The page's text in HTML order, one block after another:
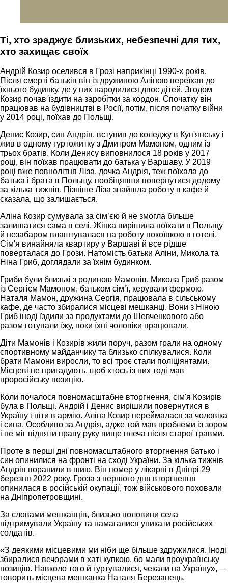
Ті, хто зраджує близьких, небезпечні для тих,
хто захищає своїх
Андрій Козир оселився в Грозі наприкінці 1990-х років.
Після смерті батьків він із дружиною Аліною переїхав до
їхнього будинку, де у них народилися двоє дітей. Згодом
Козир почав їздити на заробітки за кордон. Спочатку він
працював на будівництві в Росії, потім, після початку війни
у 2014 році, поїхав до Польщі.
Денис Козир, син Андрія, вступив до коледжу в Куп'янську і
жив в одному гуртожитку з Дмитром Мамоном, одним із
трьох братів. Коли Денису виповнилося 18 років у 2017
році, він поїхав працювати до батька у Варшаву. У 2019
році вже повнолітня Ліза, дочка Андрія, теж поїхала до
батька і брата в Польщу, пообіцявши повернутися додому
за кілька тижнів. Пізніше Ліза знайшла роботу в кафе й
сказала, що залишається.
Аліна Козир сумувала за сім’єю й не змогла більше
залишатися сама в селі. Жінка вирішила поїхати в Польщу
й незабаром влаштувалася на роботу покоївкою в готелі.
Сім'я винайняла квартиру у Варшаві й все рідше
поверталася до Грози. Натомість батьки Аліни, Микола та
Ніна Гриб, доглядали за їхнім будинком.
Гриби були близькі з родиною Мамонів. Микола Гриб разом
із Сергієм Мамоном, батьком сім’ї, керували фермою.
Наталя Мамон, дружина Сергія, працювала в сільському
кафе, де часто збиралися місцеві мешканці. Вони з Ніною
Гриб іноді їздили за продуктами до Шевченкового або
разом готували їжу, поки їхні чоловіки працювали.
Діти Мамонів і Козирів жили поруч, разом грали на одному
спортивному майданчику та близько спілкувалися. Коли
брати Мамони виросли, то всі троє стали поліціянтами.
Місцеві не пригадують, щоб хтось із них тоді мав
проросійську позицію.
Коли почалося повномасштабне вторгнення, сім'я Козирів
була в Польщі. Андрій і Денис вирішили повернутися в
Україну і піти в армію. Аліна Козир переймалася за чоловіка
і сина. Особливо за Андрія, адже той мав проблеми із зором
і не міг підняти праву руку вище плеча після старої травми.
Проте в перші дні повномасштабного вторгнення батько і
син опинилися на фронті на сході України. За кілька тижнів
Андрія поранили в шию. Він помер у лікарні в Дніпрі 29
березня 2022 року. Гроза з першого дня вторгнення
опинилася в російській окупації, тож військового поховали
на Дніпропетровщині.
За словами мешканців, близько половини села
підтримували Україну та намагалися уникати російських
солдатів.
«З деякими місцевими ми ніби ще більше здружилися. Іноді
збиралися вечорами в хаті купкою, бо мали проукраїнську
позицію. Навколо того й гуртувалися, чекали на Україну», —
говорить місцева мешканка Наталя Березанець.